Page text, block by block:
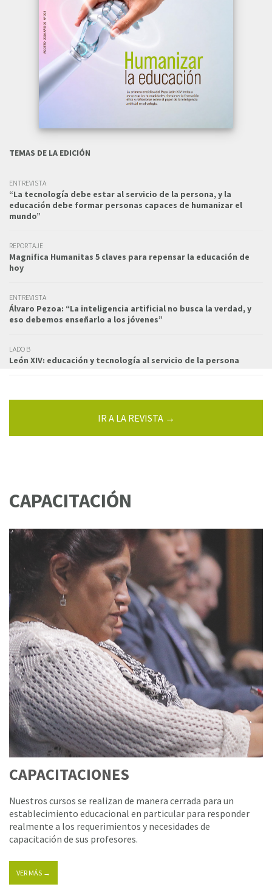
TEMAS DE LA EDICIÓN
ENTREVISTA
“La tecnología debe estar al servicio de la persona, y la
educación debe formar personas capaces de humanizar el
mundo”
REPORTAJE
Magnifica Humanitas 5 claves para repensar la educación de
hoy
ENTREVISTA
Álvaro Pezoa: “La inteligencia artificial no busca la verdad, y
eso debemos enseñarlo a los jóvenes”
LADO B
León XIV: educación y tecnología al servicio de la persona
IR A LA REVISTA →
CAPACITACIÓN
CAPACITACIONES
Nuestros cursos se realizan de manera cerrada para un
establecimiento educacional en particular para responder
realmente a los requerimientos y necesidades de
capacitación de sus profesores.
VER MÁS →